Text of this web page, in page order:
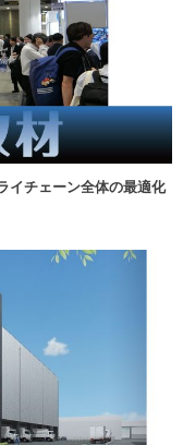
イチェーン全体の最適化